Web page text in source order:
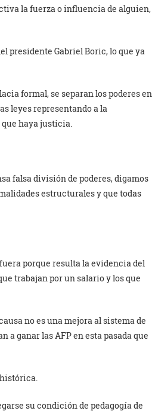
la fuerza o influencia de alguien,
presidente Gabriel Boric, lo que ya
formal, se separan los poderes en
leyes representando a la
haya justicia.
falsa división de poderes, digamos
estructurales y que todas
porque resulta la evidencia del
trabajan por un salario y los que
no es una mejora al sistema de
a ganar las AFP en esta pasada que
su condición de pedagogía de